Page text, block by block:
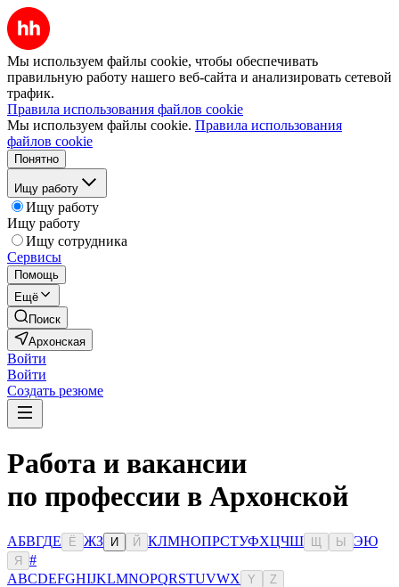
Мы используем файлы cookie, чтобы обеспечивать
правильную работу нашего веб-сайта и анализировать сетевой
трафик.
Правила использования файлов cookie
Мы используем файлы cookie. Правила использования
файлов cookie
Понятно
Ищу работу
Ищу работу
Ищу работу
Ищу сотрудника
Сервисы
Помощь
Ещё
Поиск
Архонская
Войти
Войти
Создать резюме
Работа и вакансии
по профессии в Архонской
АБВГДЕ Ё ЖЗ И Й КЛМНОПРСТУФХЦЧШ Ы ЭЮ
Я
#
ABCDEFGHIJKLMNOPQRSTUVWX Y Z